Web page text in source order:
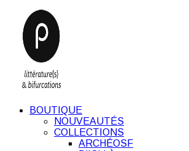
BOUTIQUE
NOUVEAUTÉS
COLLECTIONS
ARCHÉOSF